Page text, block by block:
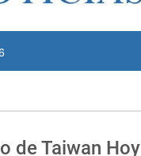
de Taiwan Hoy